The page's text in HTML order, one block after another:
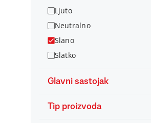
Ljuto
Neutralno
Slano
Slatko
Glavni sastojak
Tip proizvoda